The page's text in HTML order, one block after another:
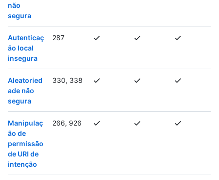
não
segura
Autenticaç
ão local
insegura
287
Aleatoried
ade não
segura
330, 338
Manipulaç
ão de
permissão
de URI de
intenção
266, 926